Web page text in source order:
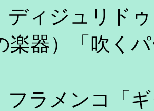
ィジュリドゥ
楽器）「吹く
ラメンコ「ギ